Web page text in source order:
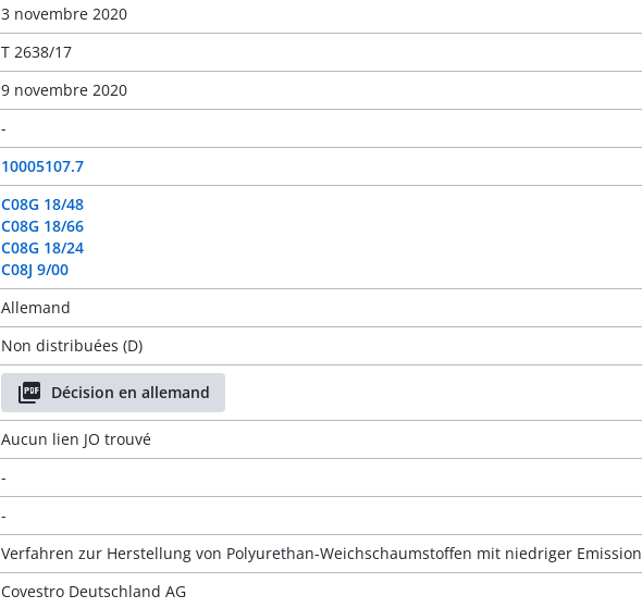
3 novembre 2020
T 2638/17
9 novembre 2020
-
10005107.7
C08G 18/48
C08G 18/66
C08G 18/24
C08J 9/00
Allemand
Non distribuées (D)
Décision en allemand
Aucun lien JO trouvé
-
-
Verfahren zur Herstellung von Polyurethan-Weichschaumstoffen mit niedriger Emission
Covestro Deutschland AG